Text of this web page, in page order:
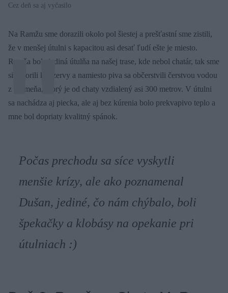
Cez deň sa aj vyčasilo
Na Ramžu sme dorazili okolo pol šiestej a prešťastní sme zistili,
že v menšej útulni s kapacitou asi desať ľudí ešte je miesto.
Ramža bola jediná útulňa na našej trase, kde nebol chatár, tak sme
si otvorili konzervy a namiesto piva sa občerstvili čerstvou vodou
z prameňa, ktorý je od chaty vzdialený asi 300 metrov. V útulni
sa nachádza aj piecka, ale aj bez kúrenia bolo prekvapivo teplo a
mne bol dopriaty kvalitný spánok.
Počas prechodu sa síce vyskytli
menšie krízy, ale ako poznamenal
Dušan, jediné, čo nám chýbalo, boli
špekačky a klobásy na opekanie pri
útulniach :)